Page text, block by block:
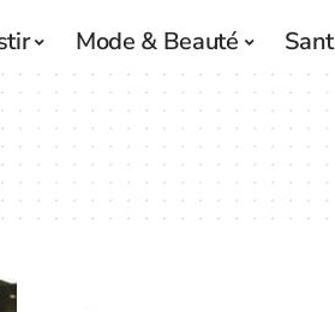
Mode & Beauté